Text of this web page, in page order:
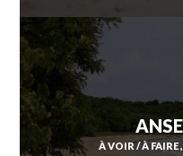
À VOIR / À FAIRE